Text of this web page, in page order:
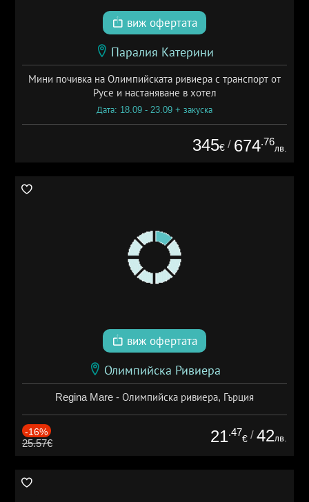
виж офертата
Паралия Катерини
Мини почивка на Олимпийската ривиера с транспорт от
Русе и настаняване в хотел
Дата: 18.09 - 23.09 + закуска
345€ / 674.76
лв.
виж офертата
Олимпийска Ривиера
Regina Mare - Олимпийска ривиера, Гърция
-16%
25.57€ 21.47
€ / 42лв.